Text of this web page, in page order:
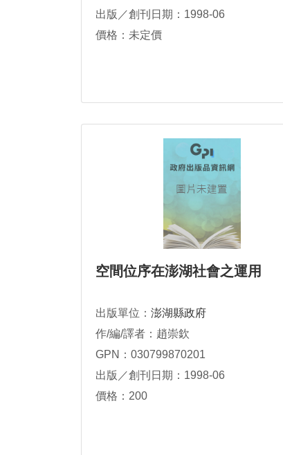
出版／創刊日期：1998-06
價格：未定價
空間位序在澎湖社會之運用
出版單位： 澎湖縣政府
作/編/譯者：趙崇欽
GPN：030799870201
出版／創刊日期：1998-06
價格：200